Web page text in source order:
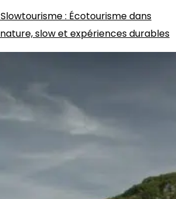
Slowtourisme: Écotourisme dans
nature, slow et expériences durables